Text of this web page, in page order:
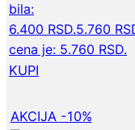
bila:
6.400 RSD.5.760
cena je: 5.760 RSD.
KUPI
AKCIJA -10%